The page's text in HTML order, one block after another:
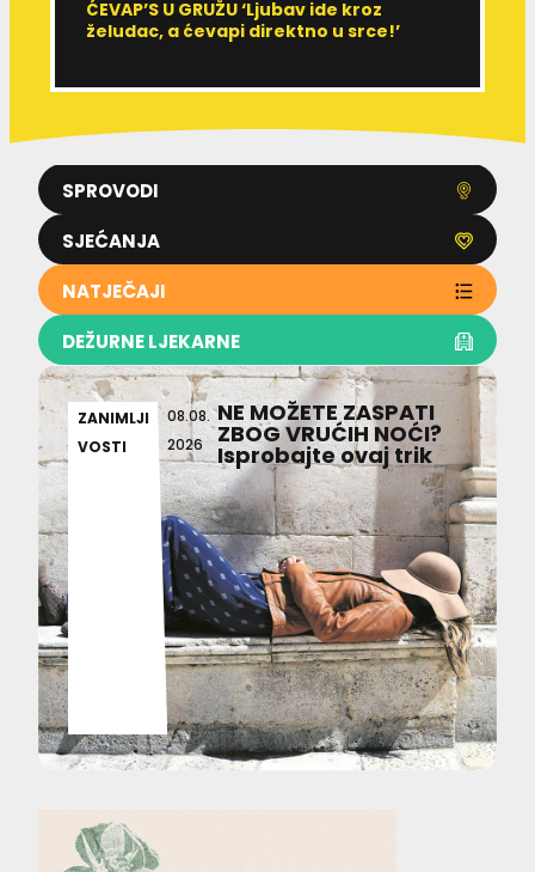
SPROVODI
SJEĆANJA
NATJEČAJI
DEŽURNE LJEKARNE
ĆEVAP’S U GRUŽU ‘Ljubav ide kroz
želudac, a ćevapi direktno u srce!’
ZANIMLJI
VOSTI
08.08.
2026
NE MOŽETE ZASPATI
ZBOG VRUĆIH NOĆI?
Isprobajte ovaj trik